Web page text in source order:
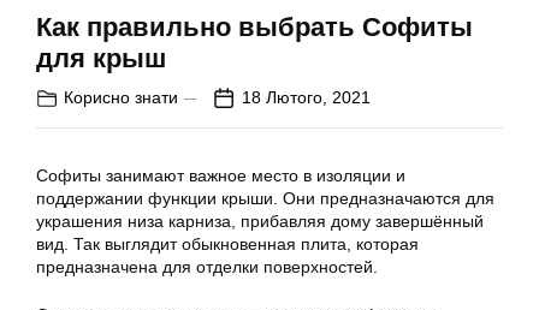
Как правильно выбрать Софиты
для крыш
Корисно знати 18 Лютого, 2021
Софиты занимают важное место в изоляции и
поддержании функции крыши. Они предназначаются для
украшения низа карниза, прибавляя дому завершённый
вид. Так выглядит обыкновенная плита, которая
предназначена для отделки поверхностей.